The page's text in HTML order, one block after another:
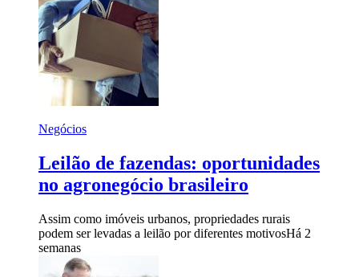
Negócios
Leilão de fazendas: oportunidades
no agronegócio brasileiro
Assim como imóveis urbanos, propriedades rurais
podem ser levadas a leilão por diferentes motivosHá 2
semanas